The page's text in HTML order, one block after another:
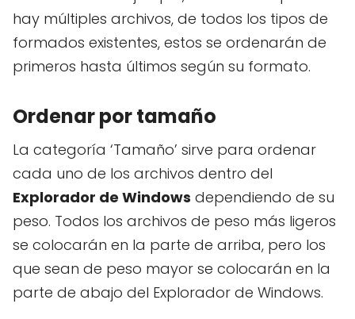
hay múltiples archivos, de todos los tipos de
formados existentes, estos se ordenarán de
primeros hasta últimos según su formato.
Ordenar por tamaño
La categoría ‘Tamaño’ sirve para ordenar
cada uno de los archivos dentro del
Explorador de Windows dependiendo de su
peso. Todos los archivos de peso más ligeros
se colocarán en la parte de arriba, pero los
que sean de peso mayor se colocarán en la
parte de abajo del Explorador de Windows.